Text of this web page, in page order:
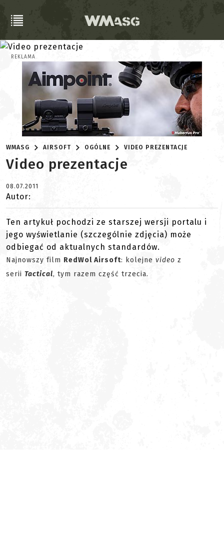
REKLAMA
WMASG AIRSOFT OGÓLNE VIDEO PREZENTACJE
Video prezentacje
08.07.2011
Autor:
Ten artykuł pochodzi ze starszej wersji portalu i
jego wyświetlanie (szczególnie zdjęcia) może
odbiegać od aktualnych standardów.
Najnowszy film RedWol Airsoft: kolejne video z
serii Tactical, tym razem część trzecia.